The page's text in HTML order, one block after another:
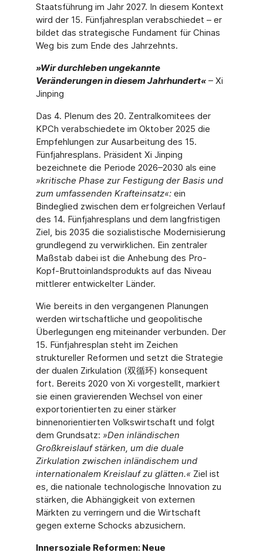
Staatsführung im Jahr 2027. In diesem Kontext
wird der 15. Fünfjahresplan verabschiedet – er
bildet das strategische Fundament für Chinas
Weg bis zum Ende des Jahrzehnts.
»Wir durchleben ungekannte
Veränderungen in diesem Jahrhundert«– Xi
Jinping
Das 4. Plenum des 20. Zentralkomitees der
KPCh verabschiedete im Oktober 2025 die
Empfehlungen zur Ausarbeitung des 15.
Fünfjahresplans. Präsident Xi Jinping
bezeichnete die Periode 2026–2030 als eine
»kritische Phase zur Festigung der Basis und
zum umfassenden Krafteinsatz«:ein
Bindeglied zwischen dem erfolgreichen Verlauf
des 14. Fünfjahresplans und dem langfristigen
Ziel, bis 2035 die sozialistische Modernisierung
grundlegend zu verwirklichen. Ein zentraler
Maßstab dabei ist die Anhebung des Pro-
Kopf-Bruttoinlandsprodukts auf das Niveau
mittlerer entwickelter Länder.
Wie bereits in den vergangenen Planungen
werden wirtschaftliche und geopolitische
Überlegungen eng miteinander verbunden. Der
15. Fünfjahresplan steht im Zeichen
struktureller Reformen und setzt die Strategie
der dualen Zirkulation (双循环) konsequent
fort. Bereits 2020 von Xi vorgestellt, markiert
sie einen gravierenden Wechsel von einer
exportorientierten zu einer stärker
binnenorientierten Volkswirtschaft und folgt
dem Grundsatz: »Den inländischen
Großkreislauf stärken, um die duale
Zirkulation zwischen inländischem und
internationalem Kreislauf zu glätten.« Ziel ist
es, die nationale technologische Innovation zu
stärken, die Abhängigkeit von externen
Märkten zu verringern und die Wirtschaft
gegen externe Schocks abzusichern.
Innersoziale Reformen: Neue